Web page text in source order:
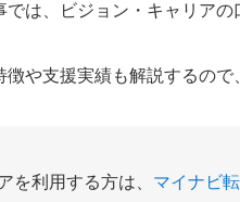
は、ビジョン・キャリアの
徴や支援実績も解説するので
を利用する方は、 マイナビ